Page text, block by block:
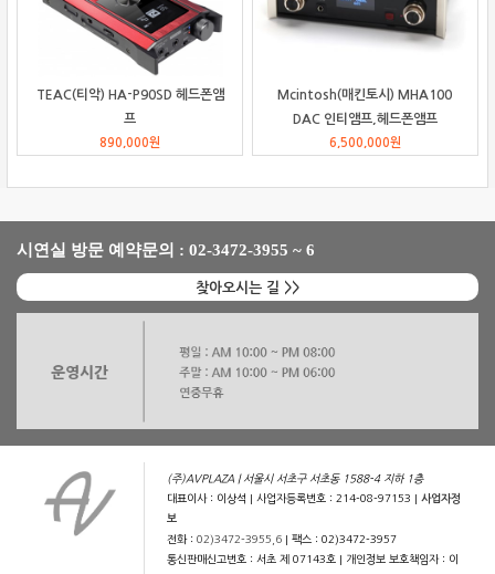
TEAC(티악) HA-P90SD 헤드폰앰
프
890,000원
Mcintosh(매킨토시) MHA100
DAC 인티앰프,헤드폰앰프
6,500,000원
시연실 방문 예약문의 : 02-3472-3955 ~ 6
찾아오시는 길 >>
(주)AVPLAZA | 서울시 서초구 서초동 1588-4 지하 1층
대표이사 : 이상석 | 사업자등록번호 : 214-08-97153 |사업자정
보
전화 :02)3472-3955,6 | 팩스 : 02)3472-3957
통신판매신고번호 : 서초 제 07143호 | 개인정보 보호책임자 : 이